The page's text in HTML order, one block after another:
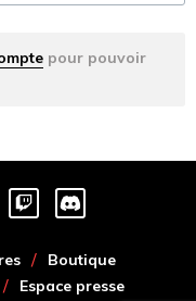
pour pouvoir
Boutique
Espace presse